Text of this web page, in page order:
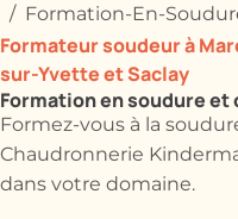
Formation-En-
Formation en soudure
Formateur soudeur à
sur-Yvette et Saclay
Formez-vous à la
Chaudronnerie
dans votre domaine.